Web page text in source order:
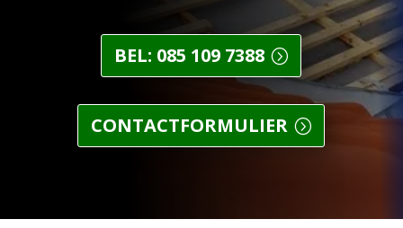
BEL: 085 109 7388
CONTACTFORMULIER